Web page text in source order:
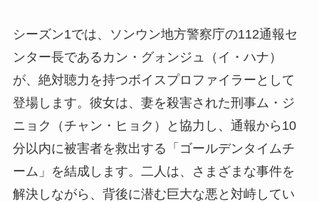
シーズン1では、ソンウン地方警察庁の112通報セ
ンター長であるカン・グォンジュ（イ・ハナ）
が、絶対聴力を持つボイスプロファイラーとして
登場します。彼女は、妻を殺害された刑事ム・ジ
ニョク（チャン・ヒョク）と協力し、通報から10
分以内に被害者を救出する「ゴールデンタイムチ
ーム」を結成します。二人は、さまざまな事件を
解決しながら、背後に潜む巨大な悪と対峙してい